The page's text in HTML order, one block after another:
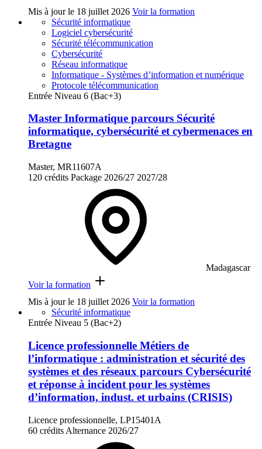
Mis à jour le 18 juillet 2026 Voir la formation
Sécurité informatique
Logiciel cybersécurité
Sécurité télécommunication
Cybersécurité
Réseau informatique
Informatique - Systèmes d’information et numérique
Protocole télécommunication
Entrée Niveau 6 (Bac+3)
Master Informatique parcours Sécurité
informatique, cybersécurité et cybermenaces en
Bretagne
Master, MR11607A
120 crédits Package 2026/27 2027/28
Madagascar
Voir la formation
Mis à jour le 18 juillet 2026 Voir la formation
Sécurité informatique
Entrée Niveau 5 (Bac+2)
Licence professionnelle Métiers de
l’informatique : administration et sécurité des
systèmes et des réseaux parcours Cybersécurité
et réponse à incident pour les systèmes
d’information, indust. et urbains (CRISIS)
Licence professionnelle, LP15401A
60 crédits Alternance 2026/27